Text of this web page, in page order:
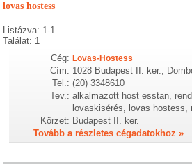
lovas hostess
Listázva: 1-1
Találat: 1
Cég: Lovas-Hostess
Cím: 1028 Budapest II. ker.,
Tel.: (20) 3348610
Tev.: alkalmazott host esstan,
lovaskisérés, lovas hostess,
Körzet: Budapest II. ker.
Tovább a részletes cégadatokhoz »